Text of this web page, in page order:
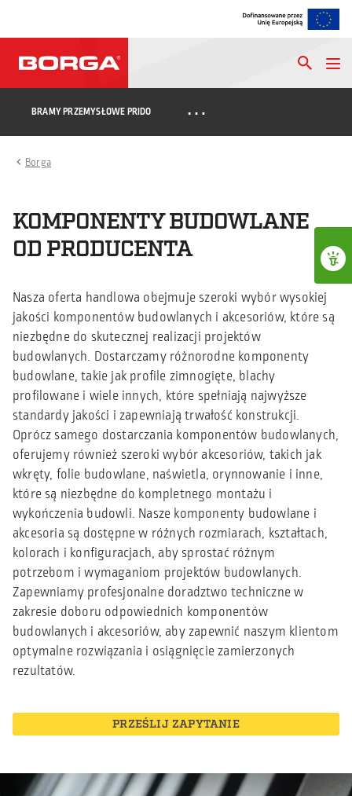
BRAMY PRZEMYSŁOWE PRIDO …
Borga
KOMPONENTY BUDOWLANE
OD PRODUCENTA
Nasza oferta handlowa obejmuje szeroki wybór wysokiej
jakości komponentów budowlanych i akcesoriów, które są
niezbędne do skutecznej realizacji projektów
budowlanych. Dostarczamy różnorodne komponenty
budowlane, takie jak profile zimnogięte, blachy
profilowane i wiele innych, które spełniają najwyższe
standardy jakości i zapewniają trwałość konstrukcji.
Oprócz samego dostarczania komponentów budowlanych,
oferujemy również szeroki wybór akcesoriów, takich jak
wkręty, folie budowlane, naświetla, orynnowanie i inne,
które są niezbędne do kompletnego montażu i
wykończenia budowli. Nasze komponenty budowlane i
akcesoria są dostępne w różnych rozmiarach, kształtach,
kolorach i konfiguracjach, aby sprostać różnym
potrzebom i wymaganiom projektów budowlanych.
Zapewniamy profesjonalne doradztwo techniczne w
zakresie doboru odpowiednich komponentów
budowlanych i akcesoriów, aby zapewnić naszym klientom
optymalne rozwiązania i osiągnięcie zamierzonych
rezultatów.
PRZEŚLIJ ZAPYTANIE